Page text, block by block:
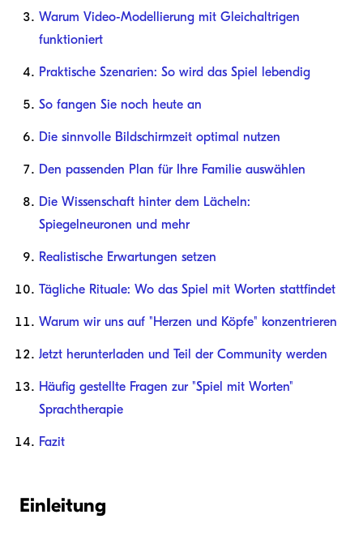
Warum Video-Modellierung mit Gleichaltrigen
funktioniert
Praktische Szenarien: So wird das Spiel lebendig
So fangen Sie noch heute an
Die sinnvolle Bildschirmzeit optimal nutzen
Den passenden Plan für Ihre Familie auswählen
Die Wissenschaft hinter dem Lächeln:
Spiegelneuronen und mehr
Realistische Erwartungen setzen
Tägliche Rituale: Wo das Spiel mit Worten stattfindet
Warum wir uns auf "Herzen und Köpfe" konzentrieren
Jetzt herunterladen und Teil der Community werden
Häufig gestellte Fragen zur "Spiel mit Worten"
Sprachtherapie
Fazit
Einleitung